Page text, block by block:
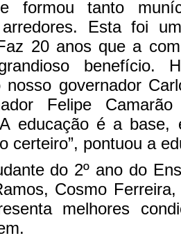
formou tanto
Esta foi
20 anos que a
benefício.
nosso governador
Felipe
educação é a
certeiro”, pontuou a
do 2º ano do
Cosmo
melhores